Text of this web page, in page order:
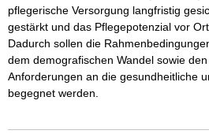
pflegerische Versorgung langfristig
gestärkt und das Pflegepotenzial vor
Dadurch sollen die
dem demografischen Wandel sowie
Anforderungen an die gesundheitliche
begegnet werden.